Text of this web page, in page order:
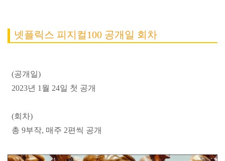
넷플릭스 피지컬100 공개일 회차
(공개일)
2023년 1월 24일 첫 공개
(회차)
총 9부작, 매주 2편씩 공개